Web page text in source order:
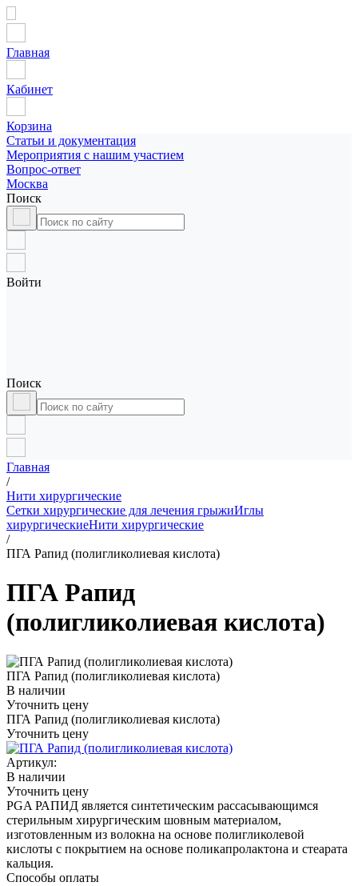
Главная
Кабинет
Корзина
Статьи и документация
Мероприятия с нашим участием
Вопрос-ответ
Москва
Поиск
Войти
Поиск
Главная
/
Нити хирургические
Сетки хирургические для лечения грыжиИглы
хирургическиеНити хирургические
/
ПГА Рапид (полигликолиевая кислота)
ПГА Рапид
(полигликолиевая кислота)
ПГА Рапид (полигликолиевая кислота)
В наличии
Уточнить цену
ПГА Рапид (полигликолиевая кислота)
Уточнить цену
Артикул:
В наличии
Уточнить цену
PGA РАПИД является синтетическим рассасывающимся
стерильным хирургическим шовным материалом,
изготовленным из волокна на основе полигликолевой
кислоты с покрытием на основе поликапролактона и стеарата
кальция.
Способы оплаты